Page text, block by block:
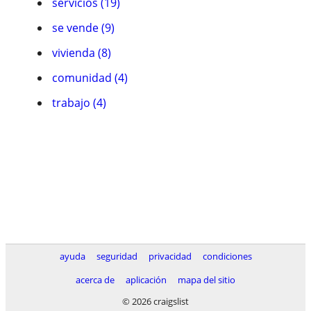
se vende (9)
vivienda (8)
comunidad (4)
trabajo (4)
ayuda seguridad privacidad
condiciones
acerca de
aplicación
mapa del sitio
© 2026 craigslist